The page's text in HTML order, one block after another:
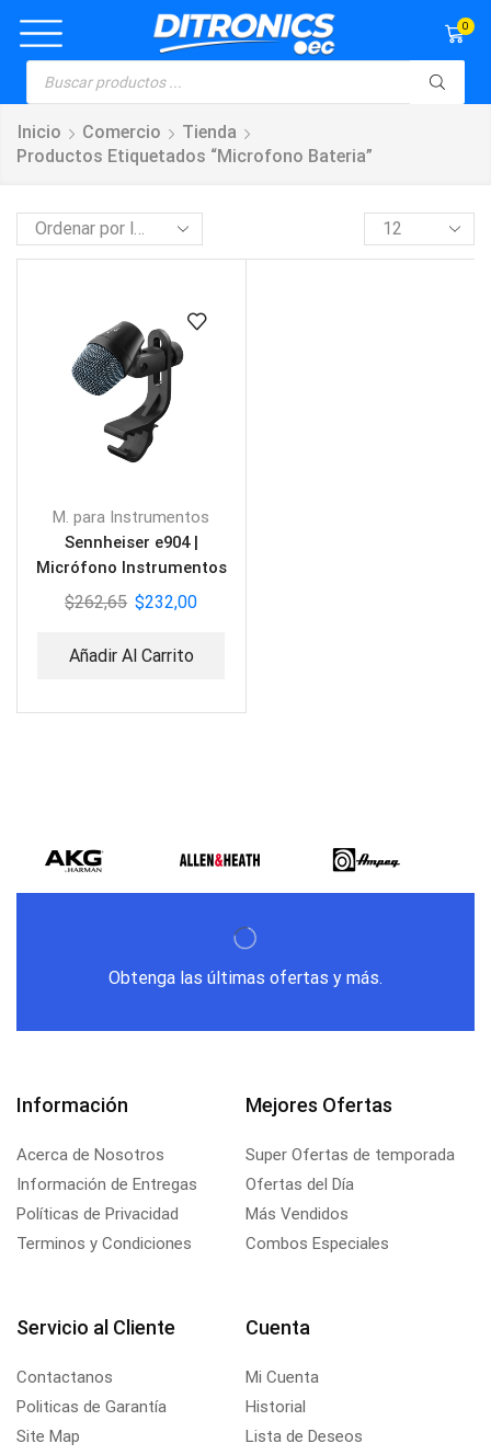
0
Inicio Comercio
Tienda
Productos Etiquetados “microfono Bateria”
M. para Instrumentos
Sennheiser e904 |
Micrófono Instrumentos
$262,65 $232,00
Añadir Al Carrito
Obtenga las últimas ofertas y más.
Información
Acerca de Nosotros
Información de Entregas
Políticas de Privacidad
Terminos y Condiciones
Mejores Ofertas
Super Ofertas de temporada
Ofertas del Día
Más Vendidos
Combos Especiales
Servicio al Cliente
Contactanos
Politicas de Garantía
Site Map
Cuenta
Mi Cuenta
Historial
Lista de Deseos